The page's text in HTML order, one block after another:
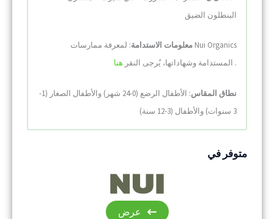
البنطلون الضيق
معلومات الاستدامة: لمعرفة ممارسات Nui Organics
المستدامة وشهاداتها، يُرجى النقر .
نطاق المقاس
: الأطفال الرضع (0-24 شهر) والأطفال الصغار (1-
3 سنوات) والأطفال (3-12 سنة)
متوفر في
عرض